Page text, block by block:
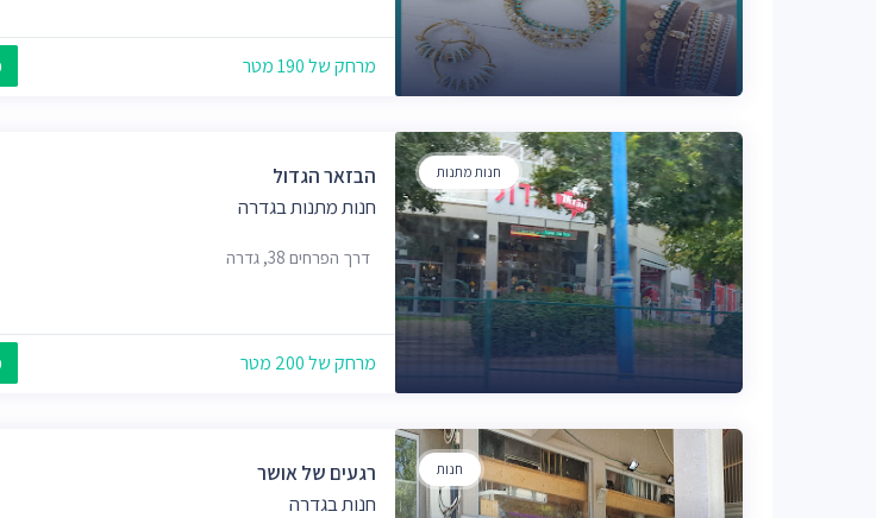
מרחק של 190 מטר
חנות מתנות
הבזאר הגדול
חנות מתנות בגדרה
דרך הפרחים 38, גדרה
מרחק של 200 מטר
חנות
רגעים של אושר
חנות בגדרה